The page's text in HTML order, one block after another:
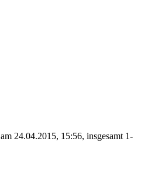
am 24.04.2015, 15:56, insgesamt 1-